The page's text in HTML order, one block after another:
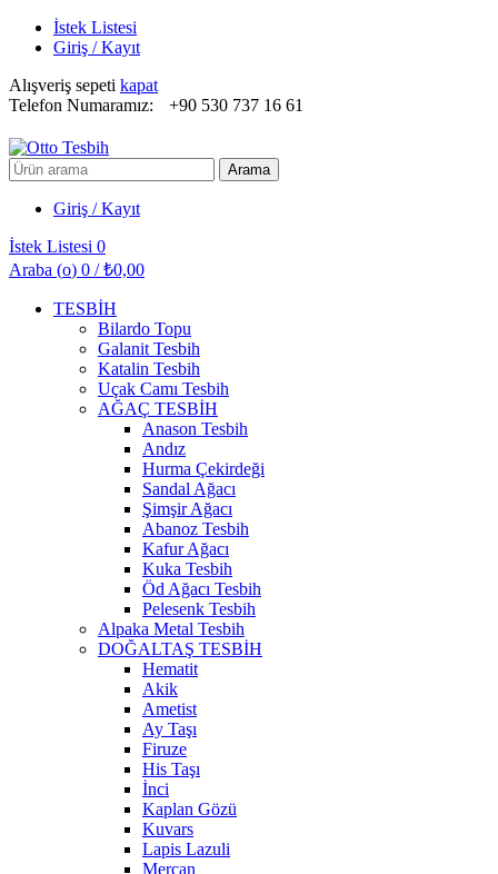
İstek Listesi
Giriş / Kayıt
Alışveriş sepeti kapat
Telefon Numaramız:
+90 530 737 16 61
Arayın: Arama
Giriş / Kayıt
İstek Listesi 0
Araba (o) 0 / ₺0,00
TESBİH
Bilardo Topu
Galanit Tesbih
Katalin Tesbih
Uçak Camı Tesbih
AĞAÇ TESBİH
Anason Tesbih
Andız
Hurma Çekirdeği
Sandal Ağacı
Şimşir Ağacı
Abanoz Tesbih
Kafur Ağacı
Kuka Tesbih
Öd Ağacı Tesbih
Pelesenk Tesbih
Alpaka Metal Tesbih
DOĞALTAŞ TESBİH
Hematit
Akik
Ametist
Ay Taşı
Firuze
His Taşı
İnci
Kaplan Gözü
Kuvars
Lapis Lazuli
Mercan